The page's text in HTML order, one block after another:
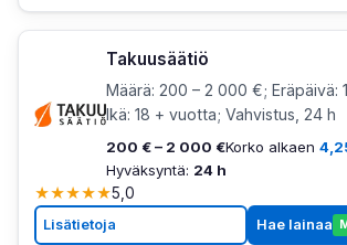
Takuusäätiö
Määrä: 200 – 2 000 €; Eräpäivä:
Ikä: 18 + vuotta; Vahvistus, 24 h
200 € – 2 000 €Korko alkaen
Hyväksyntä: 24 h
★★★★★5,0
Lisätietoja Hae lainaa